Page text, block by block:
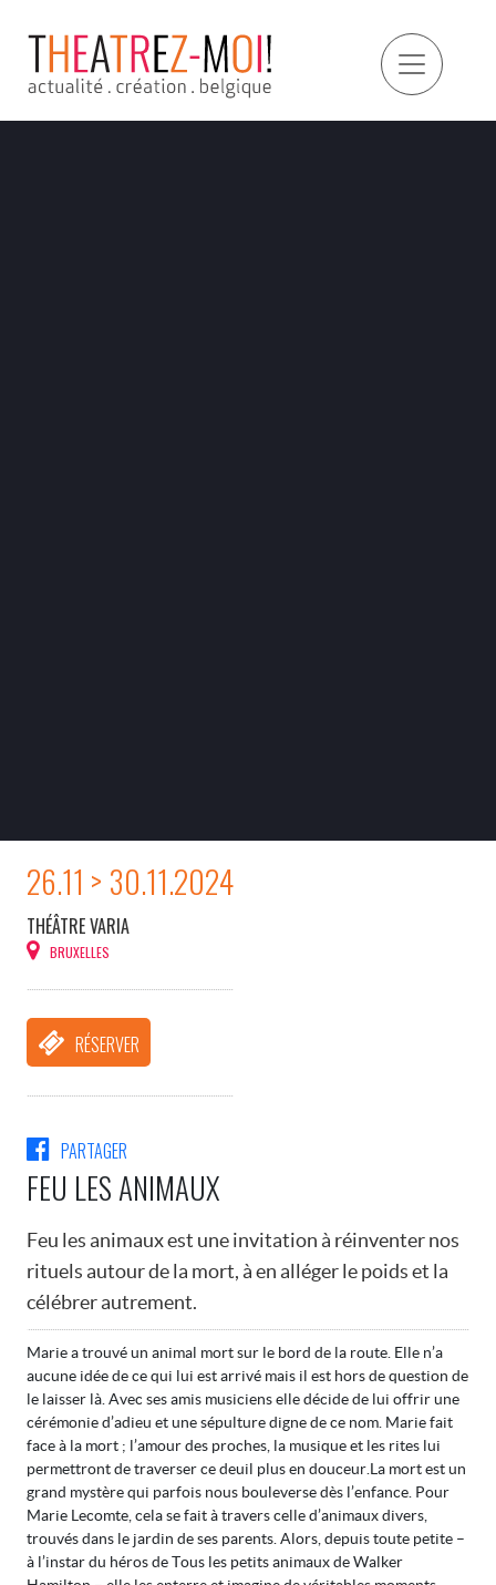
26.11 > 30.11.2024
THÉÂTRE VARIA
BRUXELLES
RÉSERVER
PARTAGER
FEU LES ANIMAUX
Feu les animaux est une invitation à réinventer nos
rituels autour de la mort, à en alléger le poids et la
célébrer autrement.
Marie a trouvé un animal mort sur le bord de la route. Elle n’a
aucune idée de ce qui lui est arrivé mais il est hors de question de
le laisser là. Avec ses amis musiciens elle décide de lui offrir une
cérémonie d’adieu et une sépulture digne de ce nom. Marie fait
face à la mort ; l’amour des proches, la musique et les rites lui
permettront de traverser ce deuil plus en douceur.La mort est un
grand mystère qui parfois nous bouleverse dès l’enfance. Pour
Marie Lecomte, cela se fait à travers celle d’animaux divers,
trouvés dans le jardin de ses parents. Alors, depuis toute petite –
à l’instar du héros de Tous les petits animaux de Walker